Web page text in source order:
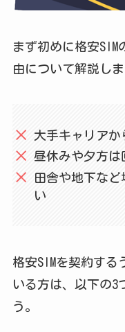
まず初めに格安
由について解説しま
大手キャリアか
昼休みや夕方は
田舎や地下など
い
格安SIMを契約する
いる方は、以下の3
う。